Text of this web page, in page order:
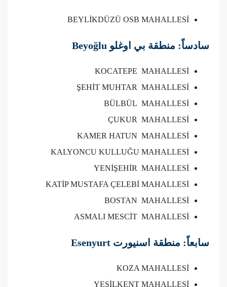
BEYLİKDÜZÜ OSB MAHALLESİ
سادساً: منطقة بي اوغلو Beyoğlu
KOCATEPE MAHALLESİ
ŞEHİT MUHTAR MAHALLESİ
BÜLBÜL MAHALLESİ
ÇUKUR MAHALLESİ
KAMER HATUN MAHALLESİ
KALYONCU KULLUĞU MAHALLESİ
YENİŞEHİR MAHALLESİ
KATİP MUSTAFA ÇELEBİ MAHALLESİ
BOSTAN MAHALLESİ
ASMALI MESCİT MAHALLESİ
سابعاً: منطقة اسنيورت Esenyurt
KOZA MAHALLESİ
YEŞİLKENT MAHALLESİ